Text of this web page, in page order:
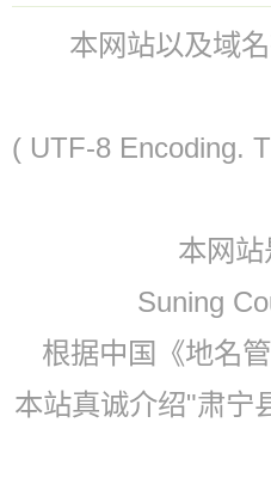
本网站以及域
( UTF-8 Encoding.
本网
Suning
根据中国《地名
本站真诚介绍"肃宁